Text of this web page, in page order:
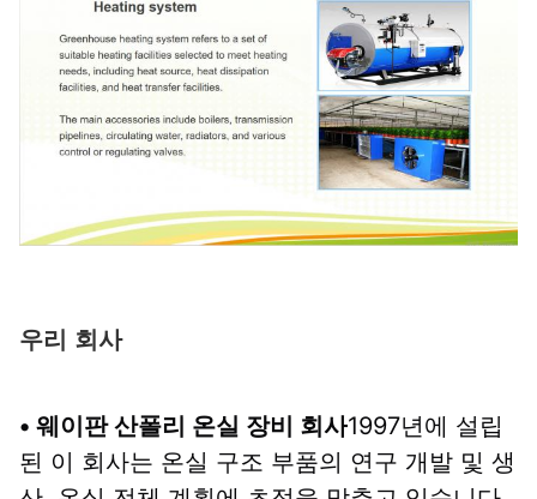
우리 회사
• 웨이판 산폴리 온실 장비 회사1997년에 설립
된 이 회사는 온실 구조 부품의 연구 개발 및 생